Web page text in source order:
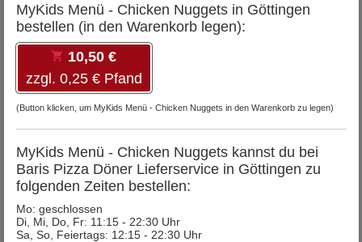
MyKids Menü - Chicken Nuggets in Göttingen
bestellen (in den Warenkorb legen):
10,50 €
zzgl. 0,25 € Pfand
(Button klicken, um MyKids Menü - Chicken Nuggets in den Warenkorb zu legen)
MyKids Menü - Chicken Nuggets kannst du bei
Baris Pizza Döner Lieferservice in Göttingen zu
folgenden Zeiten bestellen:
Mo: geschlossen
Di, Mi, Do, Fr: 11:15 - 22:30 Uhr
Sa, So, Feiertags: 12:15 - 22:30 Uhr